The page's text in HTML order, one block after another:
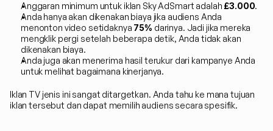
Anggaran minimum untuk iklan Sky AdSmart adalah £3.000.
Anda hanya akan dikenakan biaya jika audiens Anda
menonton video setidaknya 75% darinya. Jadi jika mereka
mengklik pergi setelah beberapa detik, Anda tidak akan
dikenakan biaya.
Anda juga akan menerima hasil terukur dari kampanye Anda
untuk melihat bagaimana kinerjanya.
Iklan TV jenis ini sangat ditargetkan. Anda tahu ke mana tujuan
iklan tersebut dan dapat memilih audiens secara spesifik.